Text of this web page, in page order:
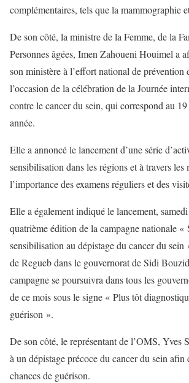
complémentaires, tels que la mammographie
De son côté, la ministre de la Femme, de la
Personnes âgées, Imen Zahoueni Houimel a
son ministère à l’effort national de prévention
l’occasion de la célébration de la Journée
contre le cancer du sein, qui correspond au
année.
Elle a annoncé le lancement d’une série
sensibilisation dans les régions et à travers les
l’importance des examens réguliers et des
Elle a également indiqué le lancement,
quatrième édition de la campagne nationale
sensibilisation au dépistage du cancer du sein
de Regueb dans le gouvernorat de Sidi
campagne se poursuivra dans tous les
de ce mois sous le signe « Plus tôt
guérison ».
De son côté, le représentant de l’OMS, Yves
à un dépistage précoce du cancer du sein afin
chances de guérison.